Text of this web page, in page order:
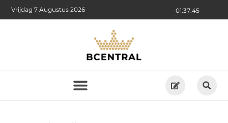
01:37:46
Vrijdag 7 Augustus 2026